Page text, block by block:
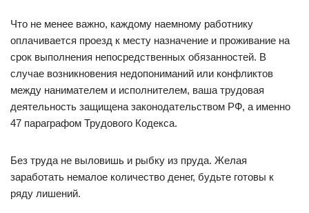
Что не менее важно, каждому наемному работнику
оплачивается проезд к месту назначение и проживание на
срок выполнения непосредственных обязанностей. В
случае возникновения недопониманий или конфликтов
между нанимателем и исполнителем, ваша трудовая
деятельность защищена законодательством РФ, а именно
47 параграфом Трудового Кодекса.
Без труда не выловишь и рыбку из пруда. Желая
заработать немалое количество денег, будьте готовы к
ряду лишений.